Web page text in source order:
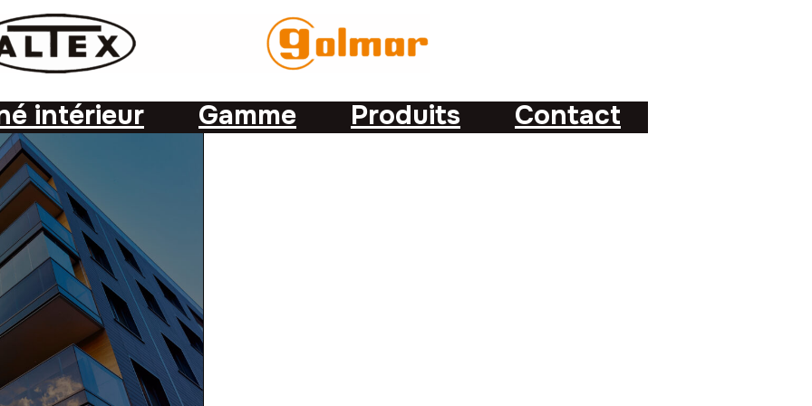
intérieur Gamme Produits Contact